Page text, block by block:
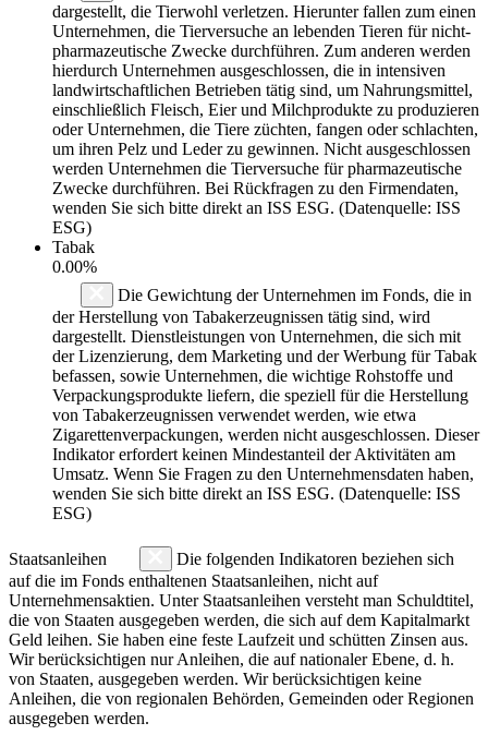
dargestellt, die Tierwohl verletzen. Hierunter fallen zum einen
Unternehmen, die Tierversuche an lebenden Tieren für nicht-
pharmazeutische Zwecke durchführen. Zum anderen werden
hierdurch Unternehmen ausgeschlossen, die in intensiven
landwirtschaftlichen Betrieben tätig sind, um Nahrungsmittel,
einschließlich Fleisch, Eier und Milchprodukte zu produzieren
oder Unternehmen, die Tiere züchten, fangen oder schlachten,
um ihren Pelz und Leder zu gewinnen. Nicht ausgeschlossen
werden Unternehmen die Tierversuche für pharmazeutische
Zwecke durchführen. Bei Rückfragen zu den Firmendaten,
wenden Sie sich bitte direkt an ISS ESG. (Datenquelle: ISS
ESG)
Tabak
0.00%
Die Gewichtung der Unternehmen im Fonds, die in
der Herstellung von Tabakerzeugnissen tätig sind, wird
dargestellt. Dienstleistungen von Unternehmen, die sich mit
der Lizenzierung, dem Marketing und der Werbung für Tabak
befassen, sowie Unternehmen, die wichtige Rohstoffe und
Verpackungsprodukte liefern, die speziell für die Herstellung
von Tabakerzeugnissen verwendet werden, wie etwa
Zigarettenverpackungen, werden nicht ausgeschlossen. Dieser
Indikator erfordert keinen Mindestanteil der Aktivitäten am
Umsatz. Wenn Sie Fragen zu den Unternehmensdaten haben,
wenden Sie sich bitte direkt an ISS ESG. (Datenquelle: ISS
ESG)
Staatsanleihen
Die folgenden Indikatoren beziehen sich
auf die im Fonds enthaltenen Staatsanleihen, nicht auf
Unternehmensaktien. Unter Staatsanleihen versteht man Schuldtitel,
die von Staaten ausgegeben werden, die sich auf dem Kapitalmarkt
Geld leihen. Sie haben eine feste Laufzeit und schütten Zinsen aus.
Wir berücksichtigen nur Anleihen, die auf nationaler Ebene, d. h.
von Staaten, ausgegeben werden. Wir berücksichtigen keine
Anleihen, die von regionalen Behörden, Gemeinden oder Regionen
ausgegeben werden.